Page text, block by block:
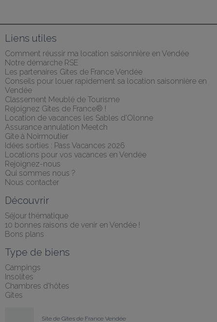
Liens utiles
Comment réussir ma location saisonnière en Vendée
Notre démarche RSE
Les partenaires Gites de France Vendée
Conseils pour louer rapidement sa location saisonnière en
Vendée
Classement Meublé de Tourisme
Rejoignez Gîtes de France® !
Location de vacances les Sables d'Olonne
Assurance annulation Meetch
Gîte à Noirmoutier
Idées sorties : Pass Vacances 2026
Locations pour vos vacances en Vendée
Rejoignez-nous
Qui sommes nous ?
Nous contacter
Découvrir
Séjour thématique
10 bonnes raisons de venir en Vendée !
Bons plans
Type de biens
Campings
Insolites
Chambres d'hôtes
Gîtes
Site de Gîtes de France Vendée